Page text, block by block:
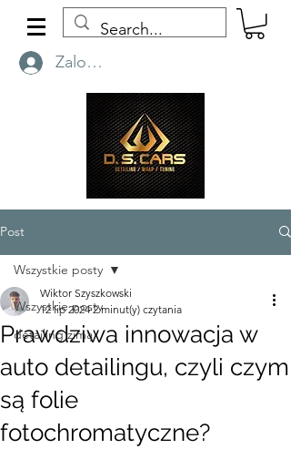
Zaloguj się
Post
Wszystkie posty
detailing zimą
Wszystkie posty
Prawdziwa innowacja w
auto detailingu, czyli czym
są folie
fotochromatyczne?
Wiktor Szyszkowski
12 lip 2024 2 minut(y) czytania